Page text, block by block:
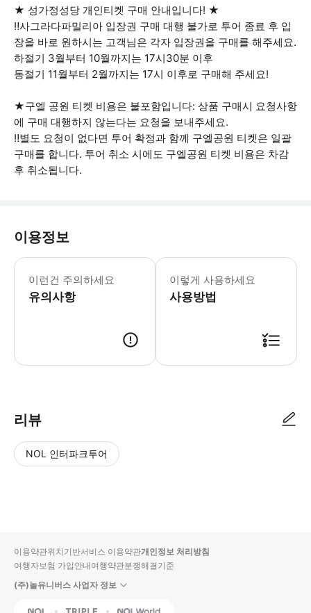
★ 성가정성당 개인티켓 구매 안내입니다! ★
‼️사그라다파밀리아 입장권 구매 대행 불가로 투어 종료 후 입
장을 바로 원하시는 고객님은 각자 입장권을 구매를 해주세요.
하절기 3월부터 10월까지는 17시30분 이후
동절기 11월부터 2월까지는 17시 이후로 구매해 주세요!
★구엘 공원 티켓 비용은 불포함입니다: 상품 구매시 요청사항
에 구매 대행하지 않는다는 요청을 보내주세요.
‼️별도 요청이 없다면 투어 확정과 함께 구엘공원 티켓은 일괄
구매를 합니다. 투어 취소 시에도 구엘공원 티켓 비용은 차감
후 취소됩니다.
이용정보
이런건 주의하세요
유의사항
- 미팅날짜, 시간 장소를 준수하여 주
이렇게 사용하세요
사용방법
리뷰
NOL 인터파크투어
입니
다.
순
상
이용약관위치기반서비스 이용약관개인정보 처리방침
여행자보험 가입안내여행약관분쟁해결기준
(주)놀유니버스 사업자 정보